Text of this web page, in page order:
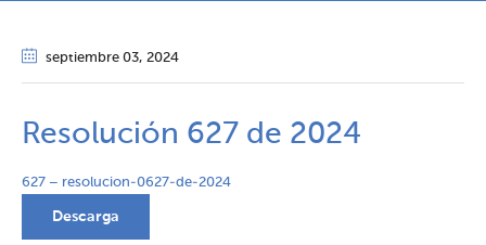
septiembre 03, 2024
Resolución 627 de 2024
627 – resolucion-0627-de-2024
Descarga